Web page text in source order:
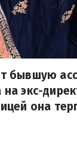
бывшую
экс-
она